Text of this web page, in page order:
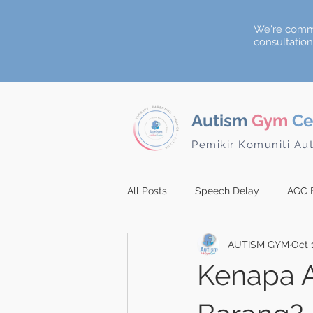
We're
Autism Gym
Pemikir Komuniti
All Posts Speech Delay AGC
Kenapa
AUTISM GYM Oct